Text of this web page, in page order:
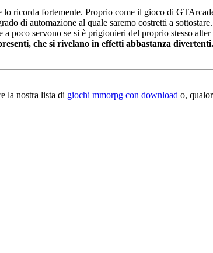
ricorda fortemente. Proprio come il gioco di
di automazione al quale saremo costretti a sottostare.
servono se si è prigionieri del proprio stesso
che si rivelano in effetti abbastanza
la nostra lista di giochi mmorpg con download o,